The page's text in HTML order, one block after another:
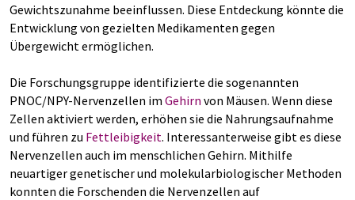
Gewichtszunahme beeinflussen. Diese Entdeckung könnte die
Entwicklung von gezielten Medikamenten gegen
Übergewicht ermöglichen.
Die Forschungsgruppe identifizierte die sogenannten
PNOC/NPY-Nervenzellen im Gehirn von Mäusen. Wenn diese
Zellen aktiviert werden, erhöhen sie die Nahrungsaufnahme
und führen zu Fettleibigkeit. Interessanterweise gibt es diese
Nervenzellen auch im menschlichen Gehirn. Mithilfe
neuartiger genetischer und molekularbiologischer Methoden
konnten die Forschenden die Nervenzellen auf